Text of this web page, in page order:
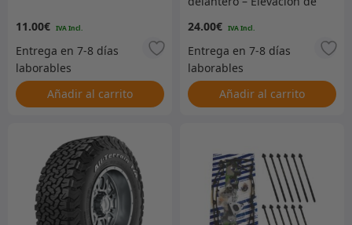
11.00€
Añadir al carrito
24.00€
Añadir al carrito